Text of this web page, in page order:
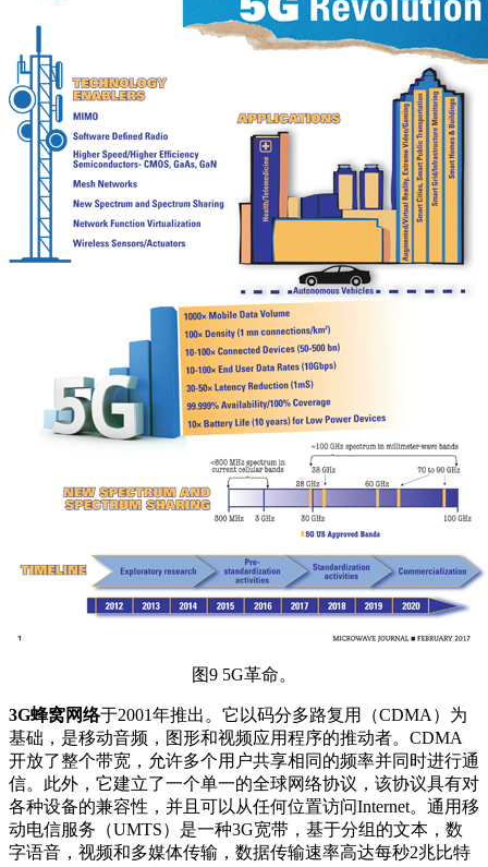
图9 5G革命。
3G蜂窝网络于2001年推出。它以码分多路复用（CDMA）为
基础，是移动音频，图形和视频应用程序的推动者。CDMA
开放了整个带宽，允许多个用户共享相同的频率并同时进行通
信。此外，它建立了一个单一的全球网络协议，该协议具有对
各种设备的兼容性，并且可以从任何位置访问Internet。通用移
动电信服务（UMTS）是一种3G宽带，基于分组的文本，数
字语音，视频和多媒体传输，数据传输速率高达每秒2兆比特